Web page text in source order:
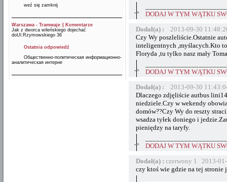
weź się zamknij
Warszawa - Tramwaje
Komentarze
Jak z dworca wileńskiego dojechać
doUl.Rzymowskiego 36
Ostatnia odpowiedź
Общественно-политическая информационно-
аналитическая интерне
->
DODAJ W TYM WĄTKU
Dodał(a) :
2013-09-30
Czy Wy poszleliście.Ostatnie
inteligentnych ,myślacych.Kto
Floryda ,tu tylko nasz mały
->
DODAJ W TYM WĄTKU
Dodał(a) :
2013-09-30
Dlaczego zdjęliście autbus
niedziele.Czy w wekendy
domów??Czy Wy do reszty
wsadza tyłek doniego i
pieniędzy na taryfy.
->
DODAJ W TYM WĄTKU
Dodał(a) : czerwony 1 2013-
czy ktoś wie gdzie na tej stronie